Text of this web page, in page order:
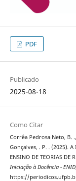
PDF
Publicado
2025-08-18
Como Citar
Corrêa Pedrosa Neto, B.
Gonçalves, . P. . (2025). A
ENSINO DE TEORIAS DE
Iniciação à Docência - ENID
https://